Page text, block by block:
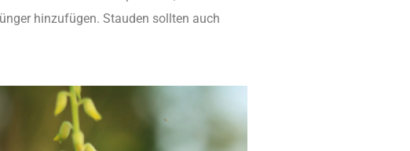
hinzufügen. Stauden sollten auch